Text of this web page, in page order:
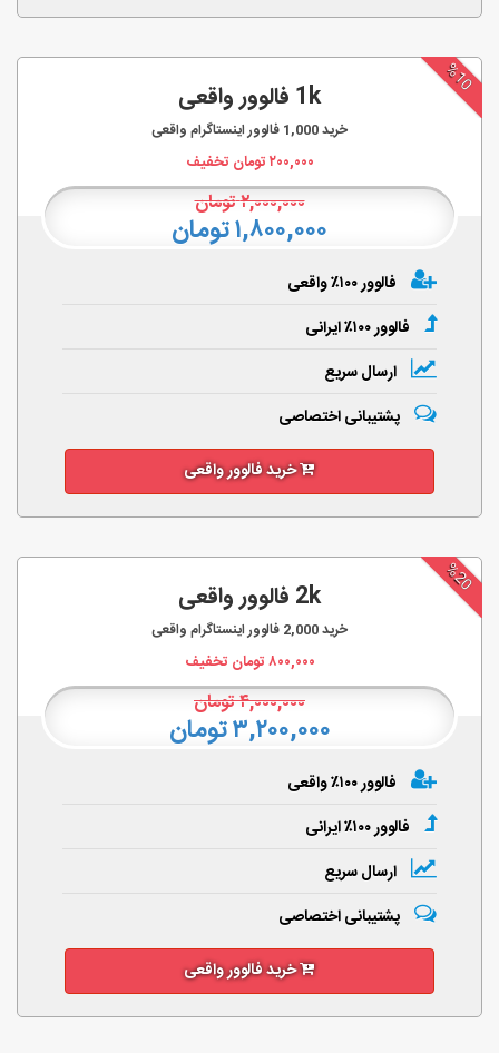
%10
1k فالوور واقعی
خرید1,000 فالوور اینستاگرام واقعی
۲۰۰,۰۰۰تومان تخفیف
۲,۰۰۰,۰۰۰تومان
۱,۸۰۰,۰۰۰ تومان
فالوور ۱۰۰٪ واقعی
فالوور ۱۰۰٪ ایرانی
ارسال سریع
پشتیبانی اختصاصی
خرید فالوور واقعی
%20
2k فالوور واقعی
خرید2,000 فالوور اینستاگرام واقعی
۸۰۰,۰۰۰تومان تخفیف
۴,۰۰۰,۰۰۰تومان
۳,۲۰۰,۰۰۰ تومان
فالوور ۱۰۰٪ واقعی
فالوور ۱۰۰٪ ایرانی
ارسال سریع
پشتیبانی اختصاصی
خرید فالوور واقعی